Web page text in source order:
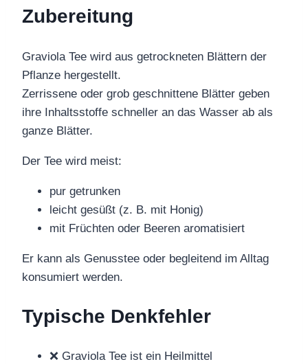
Zubereitung
Graviola Tee wird aus getrockneten Blättern der
Pflanze hergestellt.
Zerrissene oder grob geschnittene Blätter geben
ihre Inhaltsstoffe schneller an das Wasser ab als
ganze Blätter.
Der Tee wird meist:
pur getrunken
leicht gesüßt (z. B. mit Honig)
mit Früchten oder Beeren aromatisiert
Er kann als Genusstee oder begleitend im Alltag
konsumiert werden.
Typische Denkfehler
❌ Graviola Tee ist ein Heilmittel